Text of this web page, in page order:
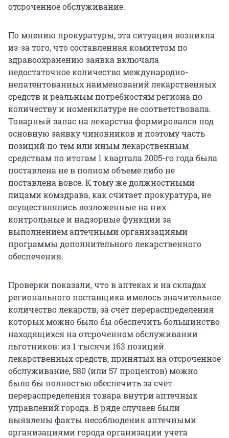
отсроченное обслуживание.
По мнению прокуратуры, эта ситуация возникла
из-за того, что составленная комитетом по
здравоохранению заявка включала
недостаточное количество международно-
непатентованных наименований лекарственных
средств и реальным потребностям региона по
количеству и номенклатуре не соответствовала.
Товарный запас на лекарства формировался под
основную заявку чиновников и поэтому часть
позиций по тем или иным лекарственным
средствам по итогам 1 квартала 2005-го года была
поставлена не в полном объеме либо не
поставлена вовсе. К тому же должностными
лицами комздрава, как считает прокуратура, не
осуществлялись возложенные на них
контрольные и надзорные функции за
выполнением аптечными организациями
программы дополнительного лекарственного
обеспечения.
Проверки показали, что в аптеках и на складах
регионального поставщика имелось значительное
количество лекарств, за счет перераспределения
которых можно было бы обеспечить большинство
находящихся на отсроченном обслуживании
льготников: из 1 тысячи 163 позиций
лекарственных средств, принятых на отсроченное
обслуживание, 580 (или 57 процентов) можно
было бы полностью обеспечить за счет
перераспределения товара внутри аптечных
управлений города. В ряде случаев были
выявлены факты несоблюдения аптечными
организациями города организации учета